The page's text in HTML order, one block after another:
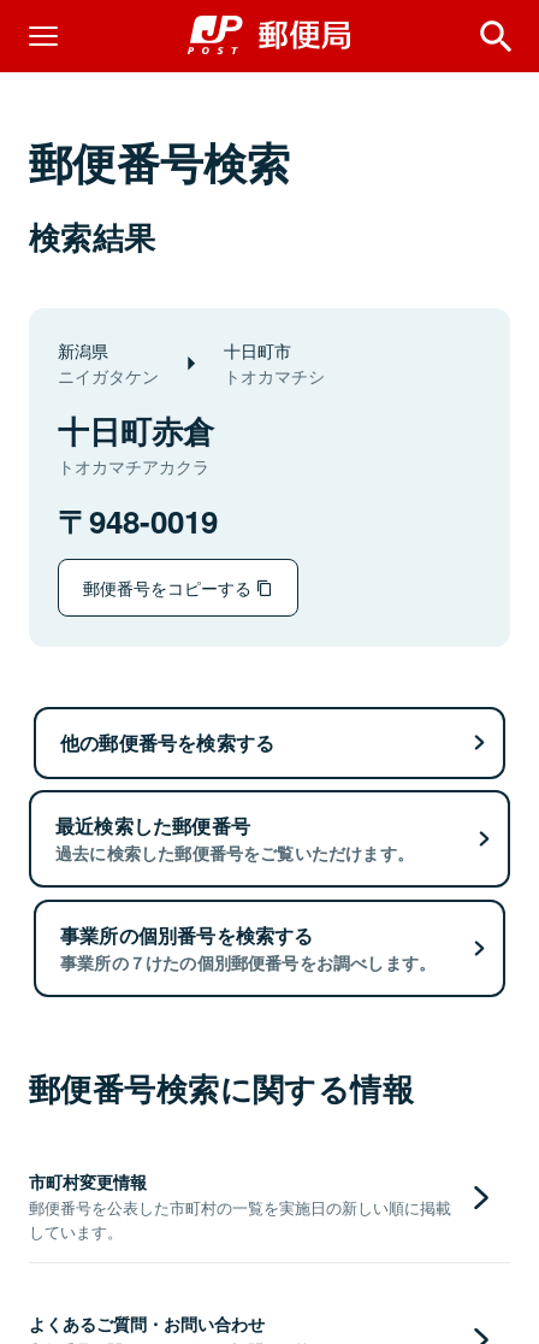
郵便番号検索
検索結果
新潟県
ニイガタケン
十日町市
トオカマチシ
十日町赤倉
トオカマチアカクラ
948-0019
郵便番号をコピーする
他の郵便番号を検索する
最近検索した郵便番号
過去に検索した郵便番号をご覧いただけます。
事業所の個別番号を検索する
事業所の７けたの個別郵便番号をお調べします。
郵便番号検索に関する情報
市町村変更情報
郵便番号を公表した市町村の一覧を実施日の新しい順に掲載
しています。
よくあるご質問・お問い合わせ